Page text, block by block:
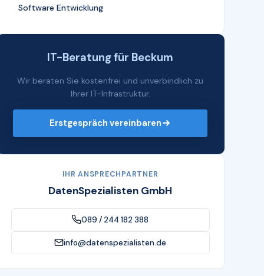
Software Entwicklung
IT-Beratung für Beckum
Wir beraten Sie kostenfrei und unverbindlich zu
Ihrer IT-Infrastruktur.
Erstgespräch vereinbaren
IHR ANSPRECHPARTNER
DatenSpezialisten GmbH
089 / 244 182 388
info@datenspezialisten.de